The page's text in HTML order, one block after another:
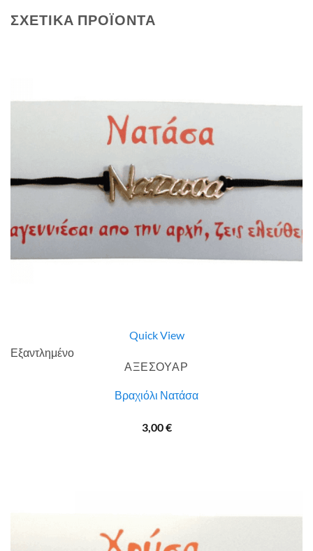
ΣΧΕΤΙΚΆ ΠΡΟΪΌΝΤΑ
Quick View
Εξαντλημένο
ΑΞΕΣΟΥΑΡ
Βραχιόλι Νατάσα
3,00€